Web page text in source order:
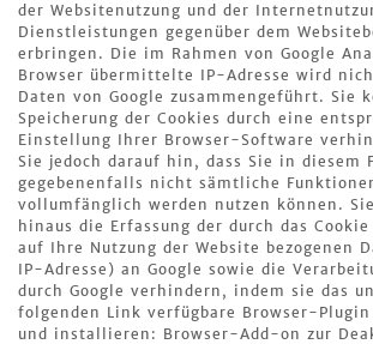
der Websitenutzung und der
Dienstleistungen gegenüber dem
erbringen. Die im Rahmen von Google
Browser übermittelte IP-Adresse wird
Daten von Google zusammengeführt. Sie
Speicherung der Cookies durch eine
Einstellung Ihrer Browser-Software
Sie jedoch darauf hin, dass Sie in diesem
gegebenenfalls nicht sämtliche
vollumfänglich werden nutzen können.
hinaus die Erfassung der durch das
auf Ihre Nutzung der Website bezogenen
IP-Adresse) an Google sowie die
durch Google verhindern, indem sie das
folgenden Link verfügbare Browser-
und installieren: Browser-Add-on zur